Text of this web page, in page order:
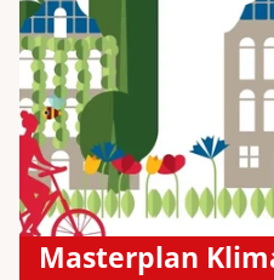
Masterplan